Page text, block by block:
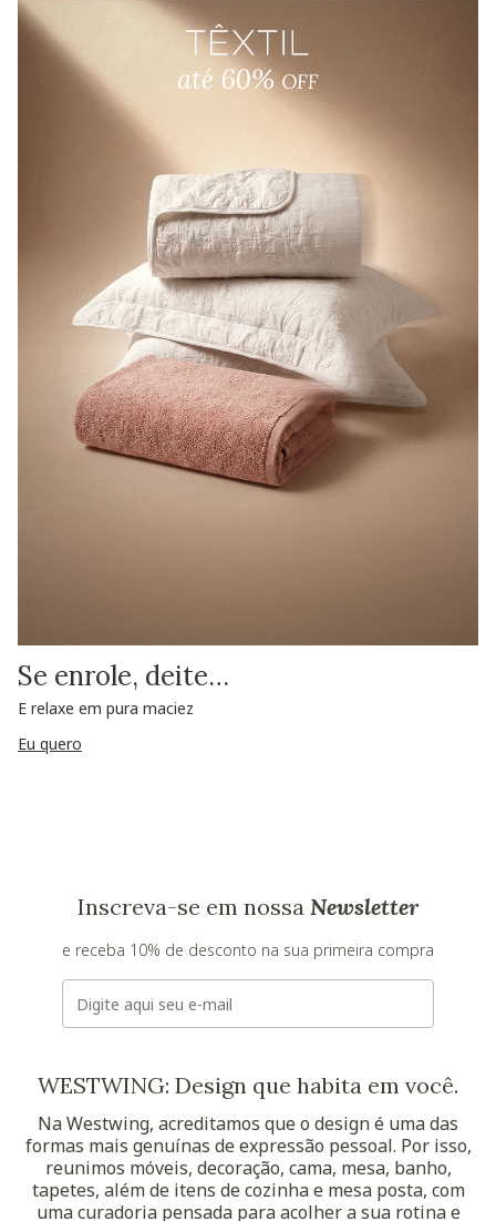
Se enrole, deite…
E relaxe em pura maciez
Eu quero
Inscreva-se em nossa Newsletter
e receba 10% de desconto na sua primeira compra
E-mail
WESTWING: Design que habita em você.
Na Westwing, acreditamos que o design é uma das
formas mais genuínas de expressão pessoal. Por isso,
reunimos móveis, decoração, cama, mesa, banho,
tapetes, além de itens de cozinha e mesa posta, com
uma curadoria pensada para acolher a sua rotina e